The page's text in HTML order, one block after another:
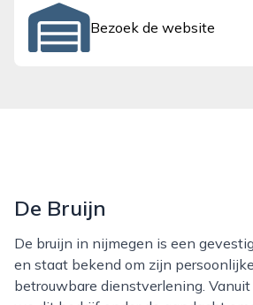
Bezoek de website
De Bruijn
De bruijn in nijmegen is een gevestigde naam in de regio
en staat bekend om zijn
betrouwbare dienstverlening.